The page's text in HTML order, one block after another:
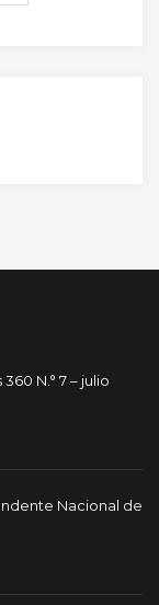
N.° 7 – julio
Nacional de